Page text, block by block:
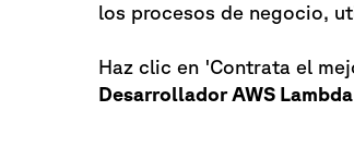
los procesos de negocio,
Haz clic en 'Contrata el
Desarrollador AWS